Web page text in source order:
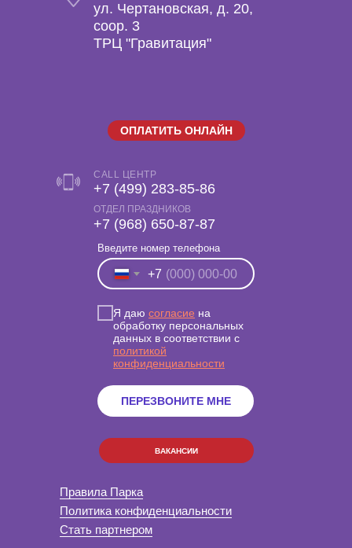
Введите номер телефона
+7
Я даю согласие на
обработку персональных
данных в соответствии с
политикой
конфиденциальности
ПЕРЕЗВОНИТЕ МНЕ
ул. Чертановская, д. 20,
coop. 3
ТРЦ "Гравитация"
+7 (499) 283-85-86
‎+7 (968) 650-87-87
ОТДЕЛ ПРАЗДНИКОВ
CALL ЦЕНТР
Правила Парка
Политика конфиденциальности
Стать партнером
ОПЛАТИТЬ ОНЛАЙН
ВАКАНСИИ